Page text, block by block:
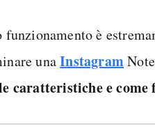
è
unaInstagram
caratteristiche e come